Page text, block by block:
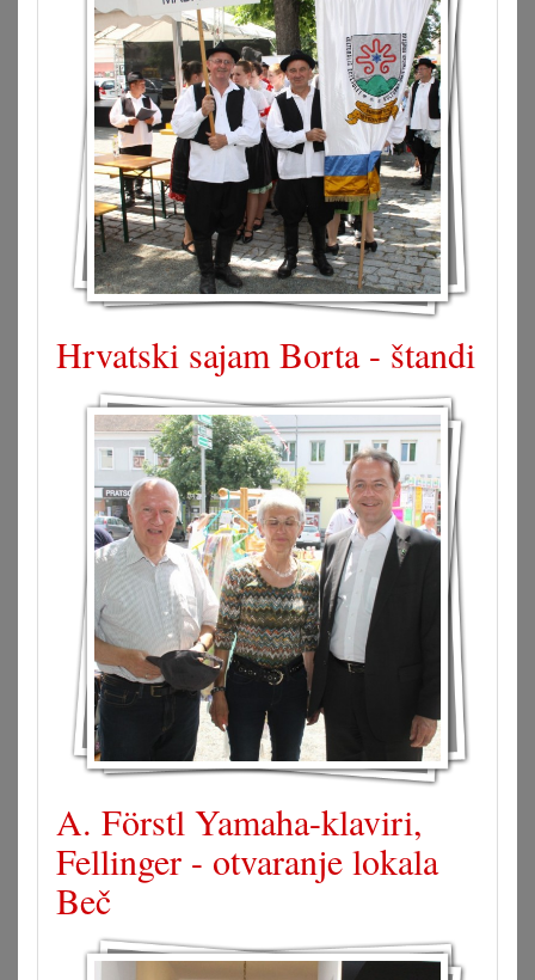
Hrvatski sajam Borta - štandi
A. Förstl Yamaha-klaviri,
Fellinger - otvaranje lokala
Beč